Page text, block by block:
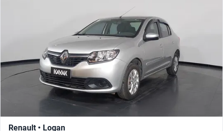
Renault • Logan